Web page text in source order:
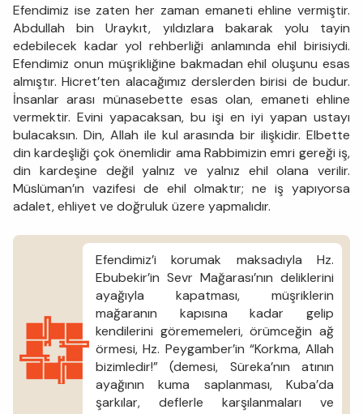
Efendimiz ise zaten her zaman emaneti ehline vermiştir.
Abdullah bin Uraykıt, yıldızlara bakarak yolu tayin
edebilecek kadar yol rehberliği anlamında ehil birisiydi.
Efendimiz onun müşrikliğine bakmadan ehil oluşunu esas
almıştır. Hicret’ten alacağımız derslerden birisi de budur.
İnsanlar arası münasebette esas olan, emaneti ehline
vermektir. Evini yapacaksan, bu işi en iyi yapan ustayı
bulacaksın. Din, Allah ile kul arasında bir ilişkidir. Elbette
din kardeşliği çok önemlidir ama Rabbimizin emri gereği iş,
din kardeşine değil yalnız ve yalnız ehil olana verilir.
Müslüman’ın vazifesi de ehil olmaktır; ne iş yapıyorsa
adalet, ehliyet ve doğruluk üzere yapmalıdır.
Efendimiz’i korumak maksadıyla Hz.
Ebubekir’in Sevr Mağarası’nın deliklerini
ayağıyla kapatması, müşriklerin
mağaranın kapısına kadar gelip
kendilerini görememeleri, örümceğin ağ
örmesi, Hz. Peygamber’in “Korkma, Allah
bizimledir!” (demesi, Süreka’nın atının
ayağının kuma saplanması, Kuba’da
şarkılar, deflerle karşılanmaları ve